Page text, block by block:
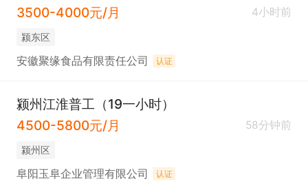
3500-4000元/月
4小时前
颍东区
安徽聚缘食品有限责任公司 认证
颍州江淮普工（19一小时）
4500-5800元/月
58分钟前
颍州区
阜阳玉阜企业管理有限公司 认证